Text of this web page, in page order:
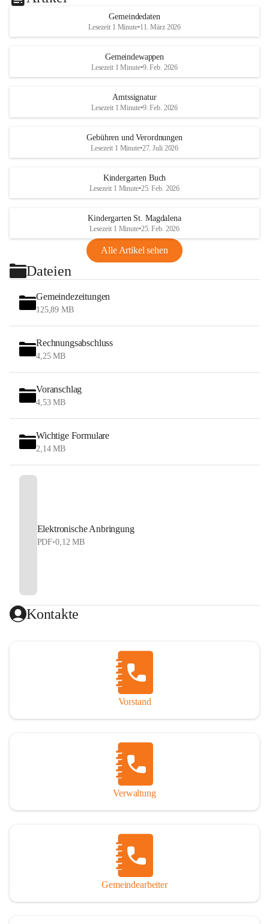
Gemeindedaten
Lesezeit 1 Minute•11. März 2026
Gemeindewappen
Lesezeit 1 Minute•9. Feb. 2026
Amtssignatur
Lesezeit 1 Minute•9. Feb. 2026
Gebühren und Verordnungen
Lesezeit 1 Minute•27. Juli 2026
Kindergarten Buch
Lesezeit 1 Minute•25. Feb. 2026
Kindergarten St. Magdalena
Lesezeit 1 Minute•25. Feb. 2026
Alle Artikel sehen
Dateien
Gemeindezeitungen
125,89 MB
Rechnungsabschluss
4,25 MB
Voranschlag
4,53 MB
Wichtige Formulare
2,14 MB
Elektronische Anbringung
PDF•0,12 MB
Kontakte
Vorstand
Verwaltung
Gemeindearbeiter